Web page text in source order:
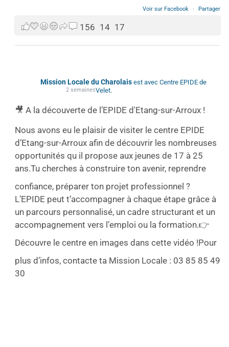
Voir sur Facebook · Partager
156 14 17
Mission Locale du Charolaisest avec Centre EPIDE de
Velet.
2 semaines
🎥 A la découverte de l’EPIDE d'Etang-sur-Arroux !
Nous avons eu le plaisir de visiter le centre EPIDE
d’Etang-sur-Arroux afin de découvrir les nombreuses
opportunités qu il propose aux jeunes de 17 à 25
ans.Tu cherches à construire ton avenir, reprendre
confiance, préparer ton projet professionnel ?
L’EPIDE peut t’accompagner à chaque étape grâce à
un parcours personnalisé, un cadre structurant et un
accompagnement vers l’emploi ou la formation.👉
Découvre le centre en images dans cette vidéo !Pour
plus d’infos, contacte ta Mission Locale : 03 85 85 49
30